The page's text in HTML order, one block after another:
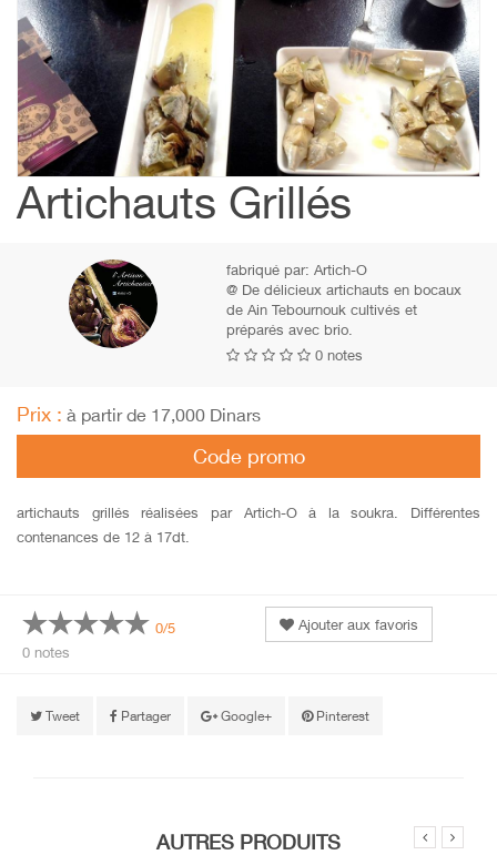
Artichauts Grillés
fabriqué par:Artich-O
@ De délicieux artichauts en bocaux
de Ain Tebournouk cultivés et
préparés avec brio.
0 notes
Prix : à partir de 17,000 Dinars
Code promo
artichauts grillés réalisées par Artich-O à la soukra. Différentes
contenances de 12 à 17dt.
0/5
Ajouter aux favoris
0 notes
Tweet Partager Google+ Pinterest
AUTRES PRODUITS